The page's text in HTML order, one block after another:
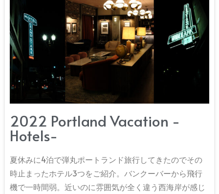
2022 Portland Vacation -
Hotels-
夏休みに4泊で弾丸ポートランド旅行してきたのでその
時止まったホテル3つをご紹介。バンクーバーから飛行
機で一時間弱。近いのに雰囲気が全く違う西海岸が感じ